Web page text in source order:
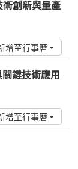
術創新與量產
增至行事曆
關鍵技術應用
增至行事曆